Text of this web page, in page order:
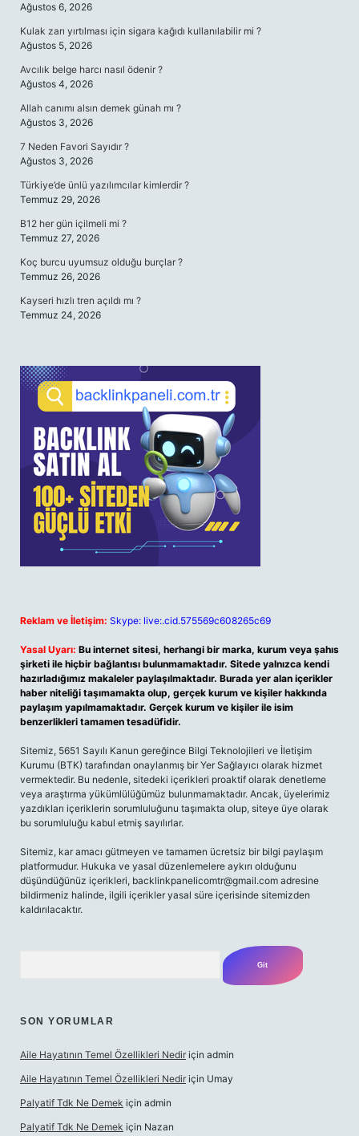
Ağustos 6, 2026
Kulak zarı yırtılması için sigara kağıdı kullanılabilir mi ?
Ağustos 5, 2026
Avcılık belge harcı nasıl ödenir ?
Ağustos 4, 2026
Allah canımı alsın demek günah mı ?
Ağustos 3, 2026
7 Neden Favori Sayıdır ?
Ağustos 3, 2026
Türkiye’de ünlü yazılımcılar kimlerdir ?
Temmuz 29, 2026
B12 her gün içilmeli mi ?
Temmuz 27, 2026
Koç burcu uyumsuz olduğu burçlar ?
Temmuz 26, 2026
Kayseri hızlı tren açıldı mı ?
Temmuz 24, 2026
Reklam ve İletişim: Skype: live:.cid.575569c608265c69
Yasal Uyarı: Bu internet sitesi, herhangi bir marka, kurum veya şahıs
şirketi ile hiçbir bağlantısı bulunmamaktadır. Sitede yalnızca kendi
hazırladığımız makaleler paylaşılmaktadır. Burada yer alan içerikler
haber niteliği taşımamakta olup, gerçek kurum ve kişiler hakkında
paylaşım yapılmamaktadır. Gerçek kurum ve kişiler ile isim
benzerlikleri tamamen tesadüfidir.
Sitemiz, 5651 Sayılı Kanun gereğince Bilgi Teknolojileri ve İletişim
Kurumu (BTK) tarafından onaylanmış bir Yer Sağlayıcı olarak hizmet
vermektedir. Bu nedenle, sitedeki içerikleri proaktif olarak denetleme
veya araştırma yükümlülüğümüz bulunmamaktadır. Ancak, üyelerimiz
yazdıkları içeriklerin sorumluluğunu taşımakta olup, siteye üye olarak
bu sorumluluğu kabul etmiş sayılırlar.
Sitemiz, kar amacı gütmeyen ve tamamen ücretsiz bir bilgi paylaşım
platformudur. Hukuka ve yasal düzenlemelere aykırı olduğunu
düşündüğünüz içerikleri, backlinkpanelicomtr@gmail.com adresine
bildirmeniz halinde, ilgili içerikler yasal süre içerisinde sitemizden
kaldırılacaktır.
SON YORUMLAR
Aile Hayatının Temel Özellikleri Nedir için admin
Aile Hayatının Temel Özellikleri Nedir için Umay
Palyatif Tdk Ne Demek için admin
Palyatif Tdk Ne Demek için Nazan